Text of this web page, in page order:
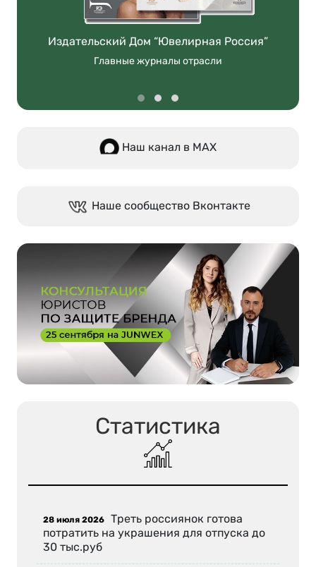
Издательский Дом “Ювелирная Россия”
Главные журналы отрасли
Наш канал в МАХ
Наше сообщество Вконтакте
Статистика
28 июля 2026 Треть россиянок готова
потратить на украшения для отпуска до
30 тыс.руб